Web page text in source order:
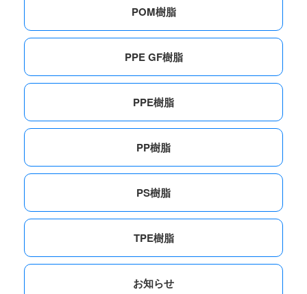
POM樹脂
PPE GF樹脂
PPE樹脂
PP樹脂
PS樹脂
TPE樹脂
お知らせ